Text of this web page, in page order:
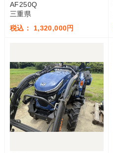
AF250Q
三重県
税込： 1,320,000円